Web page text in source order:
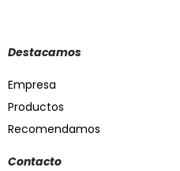
Destacamos
Empresa
Productos
Recomendamos
Contacto